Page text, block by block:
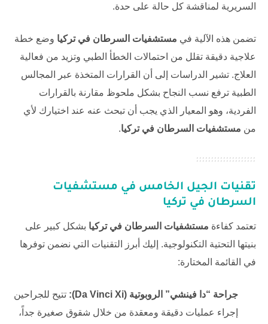
السريرية لمناقشة كل حالة على حدة.
تضمن هذه الآلية في مستشفيات السرطان في تركيا وضع خطة
علاجية دقيقة تقلل من احتمالات الخطأ الطبي وتزيد من فعالية
العلاج. تشير الدراسات إلى أن القرارات المتخذة عبر المجالس
الطبية ترفع نسب النجاح بشكل ملحوظ مقارنة بالقرارات
الفردية، وهو المعيار الذي يجب أن تبحث عنه عند اختيارك لأي
من مستشفيات السرطان في تركيا.
تقنيات الجيل الخامس في مستشفيات
السرطان في تركيا
تعتمد كفاءة مستشفيات السرطان في تركيا بشكل كبير على
بنيتها التحتية التكنولوجية. إليك أبرز التقنيات التي نضمن توفرها
في القائمة المختارة:
جراحة “دا فينشي” الروبوتية (Da Vinci Xi):
تتيح للجراحين
إجراء عمليات دقيقة ومعقدة من خلال شقوق صغيرة جداً،